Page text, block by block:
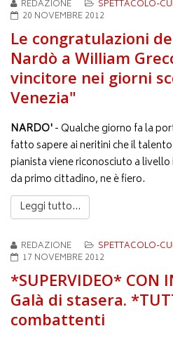
REDAZIONE
SPETTACOLO-
20 NOVEMBRE 2012
Le congratulazioni
Nardò a William
vincitore nei giorni
Venezia"
NARDO'- Qualche giorno fa la
fatto sapere ai neritini che il
pianista viene riconosciuto a
da primo cittadino, ne è fiero.
Leggi tutto...
REDAZIONE
SPETTACOLO-
17 NOVEMBRE 2012
*SUPERVIDEO* CON
Galà di stasera.
combattenti